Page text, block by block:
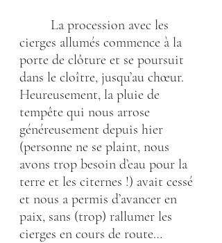
La procession avec les
cierges allumés commence à la
porte de clôture et se poursuit
dans le cloître, jusqu’au chœur.
Heureusement, la pluie de
tempête qui nous arrose
généreusement depuis hier
(personne ne se plaint, nous
avons trop besoin d’eau pour la
terre et les citernes !) avait cessé
et nous a permis d’avancer en
paix, sans (trop) rallumer les
cierges en cours de route…